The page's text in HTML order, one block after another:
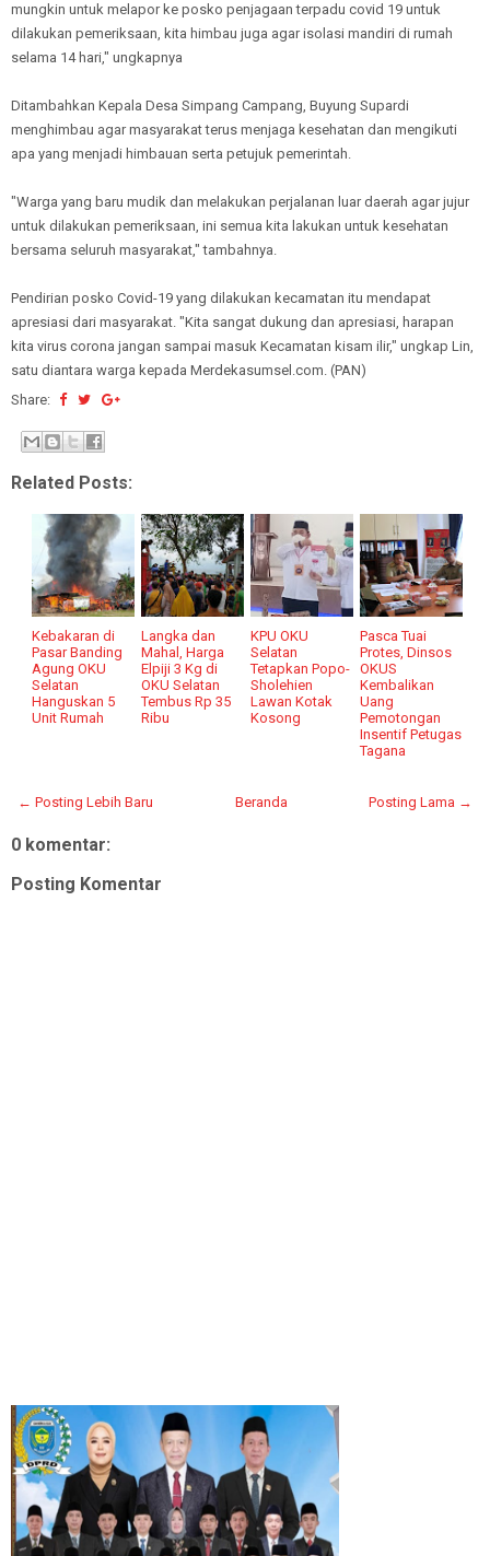
mungkin untuk melapor ke posko penjagaan terpadu covid 19 untuk
dilakukan pemeriksaan, kita himbau juga agar isolasi mandiri di rumah
selama 14 hari," ungkapnya
Ditambahkan Kepala Desa Simpang Campang, Buyung Supardi
menghimbau agar masyarakat terus menjaga kesehatan dan mengikuti
apa yang menjadi himbauan serta petujuk pemerintah.
"Warga yang baru mudik dan melakukan perjalanan luar daerah agar jujur
untuk dilakukan pemeriksaan, ini semua kita lakukan untuk kesehatan
bersama seluruh masyarakat," tambahnya.
Pendirian posko Covid-19 yang dilakukan kecamatan itu mendapat
apresiasi dari masyarakat. "Kita sangat dukung dan apresiasi, harapan
kita virus corona jangan sampai masuk Kecamatan kisam ilir," ungkap Lin,
satu diantara warga kepada Merdekasumsel.com. (PAN)
Share:
Related Posts:
Kebakaran di
Pasar Banding
Agung OKU
Selatan
Hanguskan 5
Unit Rumah
Langka dan
Mahal, Harga
Elpiji 3 Kg di
OKU Selatan
Tembus Rp 35
Ribu
KPU OKU
Selatan
Tetapkan Popo-
Sholehien
Lawan Kotak
Kosong
Pasca Tuai
Protes, Dinsos
OKUS
Kembalikan
Uang
Pemotongan
Insentif Petugas
Tagana
← Posting Lebih Baru Posting Lama →
Beranda
0 komentar:
Posting Komentar